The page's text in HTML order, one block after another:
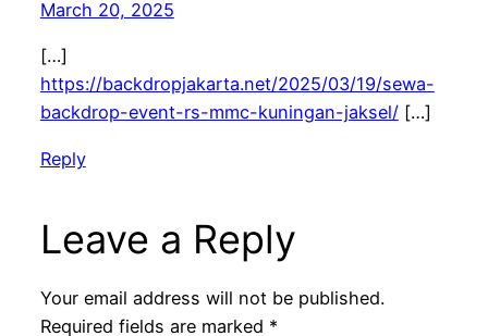
March 20, 2025
[…]
https://backdropjakarta.net/2025/03/19/sewa-
backdrop-event-rs-mmc-kuningan-jaksel/[…]
Reply
Leave a Reply
Your email address will not be published.
Required fields are marked *